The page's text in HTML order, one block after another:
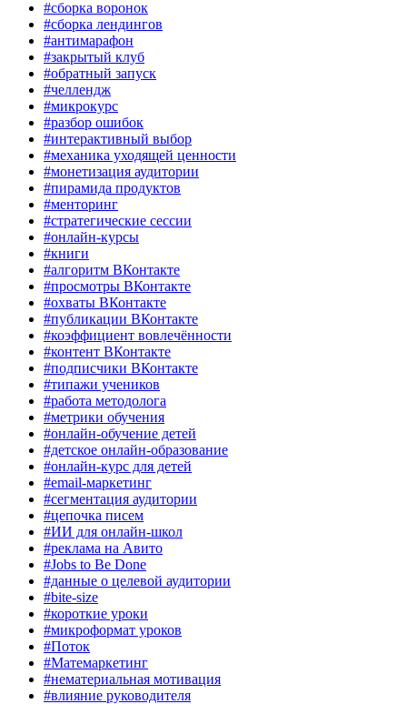
#сборка воронок
#сборка лендингов
#антимарафон
#закрытый клуб
#обратный запуск
#челлендж
#микрокурс
#разбор ошибок
#интерактивный выбор
#механика уходящей ценности
#монетизация аудитории
#пирамида продуктов
#менторинг
#стратегические сессии
#онлайн-курсы
#книги
#алгоритм ВКонтакте
#просмотры ВКонтакте
#охваты ВКонтакте
#публикации ВКонтакте
#коэффициент вовлечённости
#контент ВКонтакте
#подписчики ВКонтакте
#типажи учеников
#работа методолога
#метрики обучения
#онлайн-обучение детей
#детское онлайн-образование
#онлайн-курс для детей
#email-маркетинг
#сегментация аудитории
#цепочка писем
#ИИ для онлайн-школ
#реклама на Авито
#Jobs to Be Done
#данные о целевой аудитории
#bite-size
#короткие уроки
#микроформат уроков
#Поток
#Матемаркетинг
#нематериальная мотивация
#влияние руководителя